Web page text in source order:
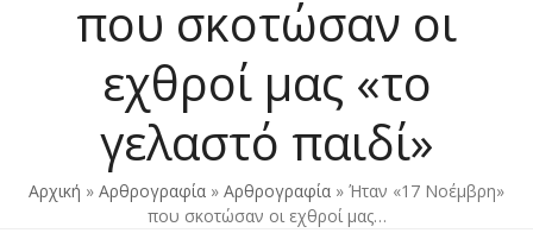
που σκοτώσαν οι
εχθροί μας «το
γελαστό παιδί»
Αρχική » Αρθρογραφία » Αρθρογραφία » Ήταν «17 Νοέμβρη»
που σκοτώσαν οι εχθροί μας…